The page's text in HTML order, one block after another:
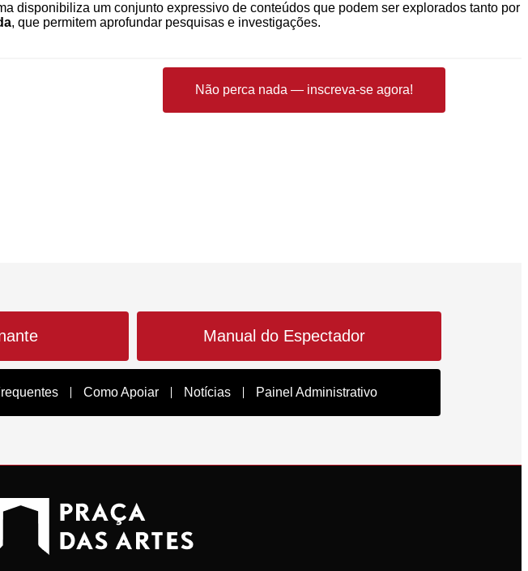
disponibiliza um conjunto expressivo de conteúdos que podem ser explorados tanto por
, que permitem aprofundar pesquisas e investigações.
Não perca nada — inscreva-se agora!
Manual do Espectador
Como Apoiar Notícias Painel Administrativo